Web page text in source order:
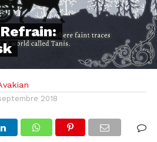
2018